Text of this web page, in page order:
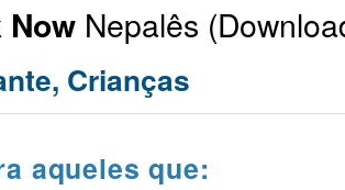
Now Nepalês
Crianças
aqueles que: